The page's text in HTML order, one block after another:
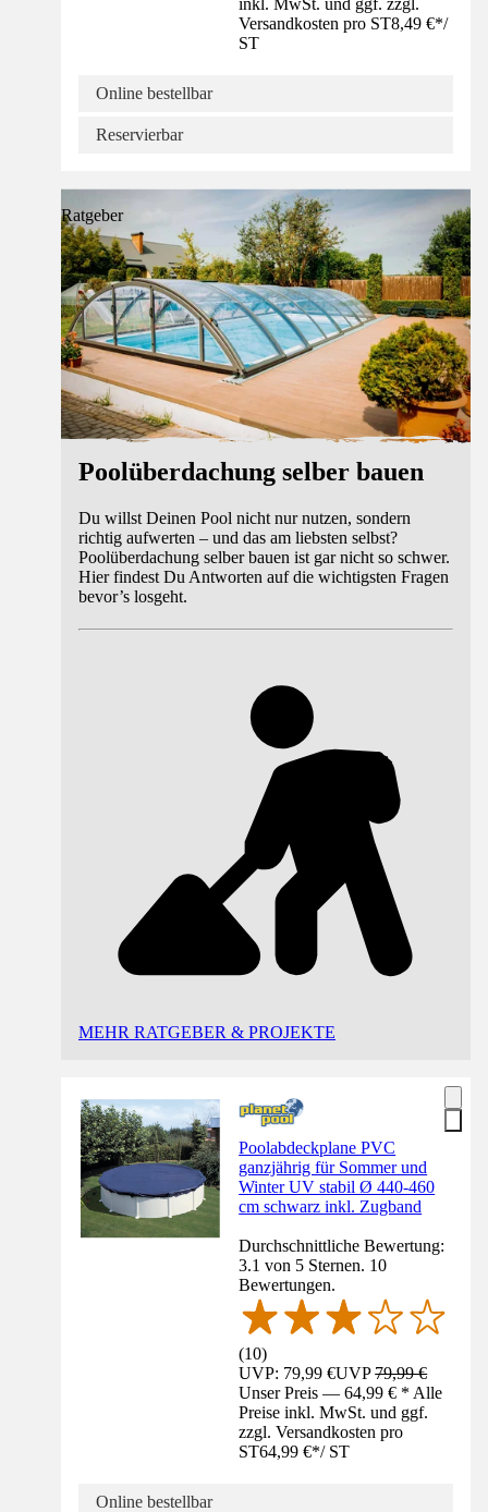
inkl. MwSt. und ggf. zzgl.
Versandkosten pro ST8,49 €*/
ST
Online bestellbar
Reservierbar
Ratgeber
Poolüberdachung selber bauen
Du willst Deinen Pool nicht nur nutzen, sondern
richtig aufwerten – und das am liebsten selbst?
Poolüberdachung selber bauen ist gar nicht so schwer.
Hier findest Du Antworten auf die wichtigsten Fragen
bevor’s losgeht.
MEHR RATGEBER & PROJEKTE
Poolabdeckplane PVC
ganzjährig für Sommer und
Winter UV stabil Ø 440-460
cm schwarz inkl. Zugband
Durchschnittliche Bewertung:
3.1 von 5 Sternen. 10
Bewertungen.
(10)
UVP: 79,99 €UVP79,99 €
Unser Preis — 64,99 € * Alle
Preise inkl. MwSt. und ggf.
zzgl. Versandkosten pro
ST64,99 €*/ ST
Online bestellbar